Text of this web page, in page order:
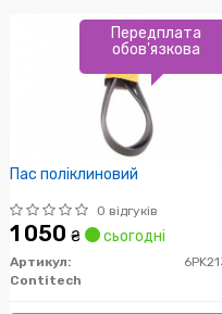
Пас поліклиновий
0 відгуків
1 050 ₴ сьогодні
Артикул:
Contitech
Передплата
обов'язкова